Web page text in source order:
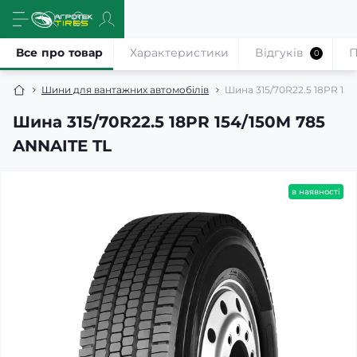
Шини для вантажних автомобілів Шина 315/70R22.5 18PR
Шина 315/70R22.5 18PR 154/150M 785
ANNAITE TL
Все про товар Характеристики Відгуків 0
в наявності